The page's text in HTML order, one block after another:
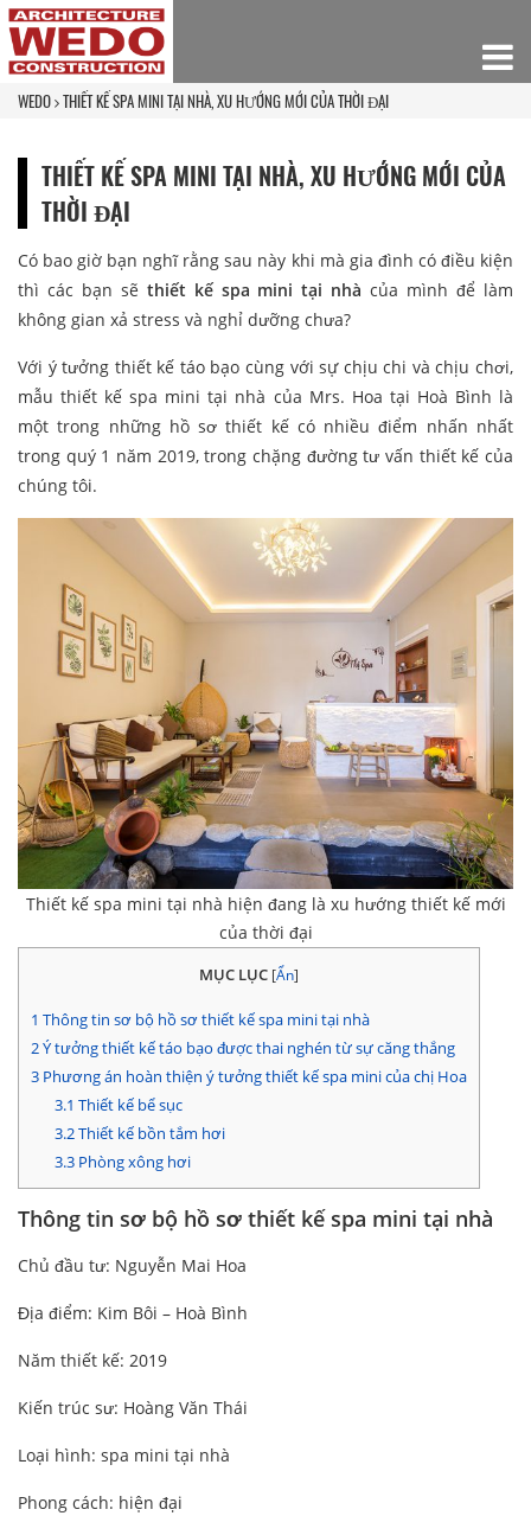
WEDO THIẾT KẾ SPA MINI TẠI NHÀ, XU HƯỚNG MỚI CỦA THỜI ĐẠI
THIẾT KẾ SPA MINI TẠI NHÀ, XU HƯỚNG MỚI CỦA
THỜI ĐẠI
Có bao giờ bạn nghĩ rằng sau này khi mà gia đình có điều kiện
thì các bạn sẽ thiết kế spa mini tại nhà của mình để làm
không gian xả stress và nghỉ dưỡng chưa?
Với ý tưởng thiết kế táo bạo cùng với sự chịu chi và chịu chơi,
mẫu thiết kế spa mini tại nhà của Mrs. Hoa tại Hoà Bình là
một trong những hồ sơ thiết kế có nhiều điểm nhấn nhất
trong quý 1 năm 2019, trong chặng đường tư vấn thiết kế của
chúng tôi.
Thiết kế spa mini tại nhà hiện đang là xu hướng thiết kế mới
của thời đại
MỤC LỤC [Ẩn]
1 Thông tin sơ bộ hồ sơ thiết kế spa mini tại nhà
2Ý tưởng thiết kế táo bạo được thai nghén từ sự căng thắng
3 Phương án hoàn thiện ý tưởng thiết kế spa mini của chị Hoa
3.1 Thiết kế bể sục
3.2Thiết kế bồn tắm hơi
3.3Phòng xông hơi
Thông tin sơ bộ hồ sơ thiết kế spa mini tại nhà
Chủ đầu tư: Nguyễn Mai Hoa
Địa điểm: Kim Bôi – Hoà Bình
Năm thiết kế: 2019
Kiến trúc sư: Hoàng Văn Thái
Loại hình: spa mini tại nhà
Phong cách: hiện đại